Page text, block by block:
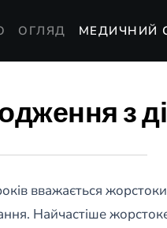
ОГЛЯД МЕДИЧНИЙ
з
вважається
Найчастіше